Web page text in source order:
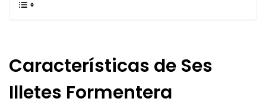
Características de Ses
Illetes Formentera